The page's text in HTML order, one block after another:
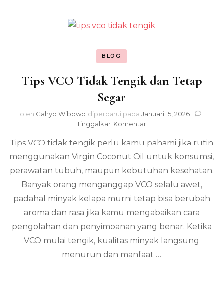
BLOG
Tips VCO Tidak Tengik dan Tetap
Segar
oleh Cahyo Wibowo diperbarui pada Januari 15, 2026
Tinggalkan Komentarpada
VCO
Tidak
dan
Tetap
Tips VCO tidak tengik perlu kamu pahami jika rutin
menggunakan Virgin Coconut Oil untuk konsumsi,
perawatan tubuh, maupun kebutuhan kesehatan.
Banyak orang menganggap VCO selalu awet,
padahal minyak kelapa murni tetap bisa berubah
aroma dan rasa jika kamu mengabaikan cara
pengolahan dan penyimpanan yang benar. Ketika
VCO mulai tengik, kualitas minyak langsung
menurun dan manfaat …